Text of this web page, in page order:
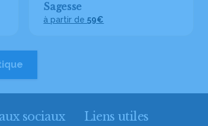
Sagesse
à partir de59€
sociaux Liens utiles